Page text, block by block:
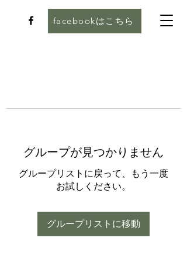
facebookはこちら
グループが見つかりません
グループリストに戻って、もう一度
お試しください。
グループリストに移動